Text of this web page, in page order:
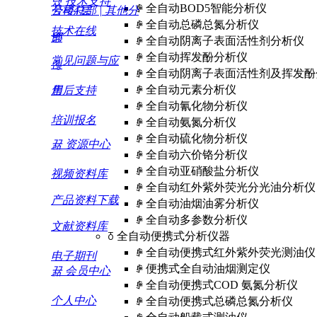
ꄵ 全自动BOD5智能分析仪
ꄵ 全自动总磷总氮分析仪
ꄵ 全自动阴离子表面活性剂分析仪
ꄵ 全自动挥发酚分析仪
ꄵ 全自动阴离子表面活性剂及挥发
ꄵ 全自动元素分析仪
ꄵ 全自动氰化物分析仪
ꄵ 全自动氨氮分析仪
ꄵ 全自动硫化物分析仪
ꄵ 全自动六价铬分析仪
ꄵ 全自动亚硝酸盐分析仪
ꄵ 全自动红外紫外荧光分光油分析仪
ꄵ 全自动油烟油雾分析仪
ꄵ 全自动多参数分析仪
ꅂ 全自动便携式分析仪器
ꄵ 全自动便携式红外紫外荧光测油仪
ꄵ 便携式全自动油烟测定仪
ꄵ 全自动便携式COD 氨氮分析仪
ꄵ 全自动便携式总磷总氮分析仪
号楼4层
公司总部 | 其他分
部
넹
낂
技术在线
常见问题与应
用
售后支持
培训报名
뀲 资源中心
视频资料库
产品资料下载
文献资料库
电子期刊
뀲 会员中心
个人中心